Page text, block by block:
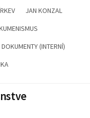
JAN KONZAL
DOKUMENTY (INTERNÍ)